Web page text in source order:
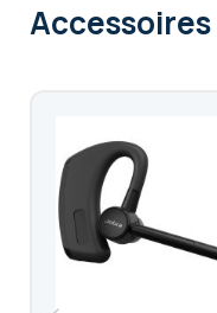
Accessoires